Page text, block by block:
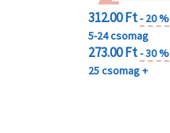
312.00 Ft- 20 %
5-24 csomag
273.00 Ft- 30 %
25 csomag +